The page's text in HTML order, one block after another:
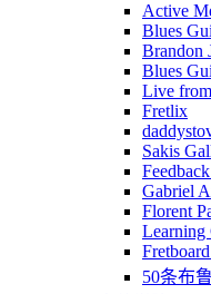
Active
Blues
Brandon
Blues
Live
Fretlix
Sakis
Gabriel
Florent
Learning
50条布